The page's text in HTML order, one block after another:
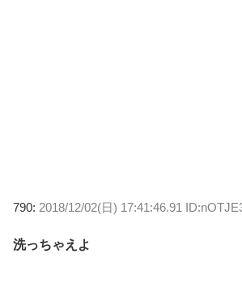
790: 2018/12/02(日) 17:41:46.91
洗っちゃえよ